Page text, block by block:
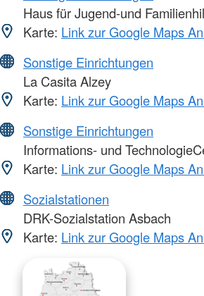
Haus für Jugend-und
Karte: Link zur Google Maps
Sonstige Einrichtungen
La Casita Alzey
Karte: Link zur Google Maps
Sonstige Einrichtungen
Informations- und
Karte: Link zur Google Maps
Sozialstationen
DRK-Sozialstation Asbach
Karte: Link zur Google Maps